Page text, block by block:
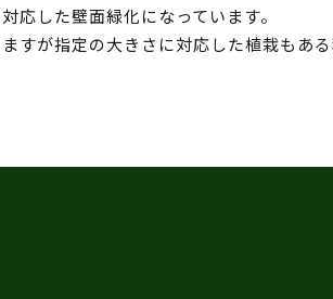
応した壁面緑化になっています。
すが指定の大きさに対応した植栽もあ